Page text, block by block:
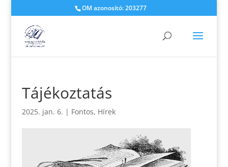
OM azonosító: 203277
Tájékoztatás
2025. jan. 6. | Fontos, Hírek